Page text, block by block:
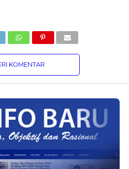
KOMENTAR